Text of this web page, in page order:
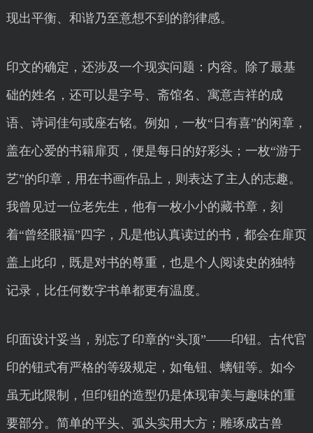
现出平衡、和谐乃至意想不到的韵律感。
印文的确定，还涉及一个现实问题：内容。除了最基
础的姓名，还可以是字号、斋馆名、寓意吉祥的成
语、诗词佳句或座右铭。例如，一枚“日有喜”的闲章，
盖在心爱的书籍扉页，便是每日的好彩头；一枚“游于
艺”的印章，用在书画作品上，则表达了主人的志趣。
我曾见过一位老先生，他有一枚小小的藏书章，刻
着“曾经眼福”四字，凡是他认真读过的书，都会在扉页
盖上此印，既是对书的尊重，也是个人阅读史的独特
记录，比任何数字书单都更有温度。
印面设计妥当，别忘了印章的“头顶”——印钮。古代官
印的钮式有严格的等级规定，如龟钮、螭钮等。如今
虽无此限制，但印钮的造型仍是体现审美与趣味的重
要部分。简单的平头、弧头实用大方；雕琢成古兽